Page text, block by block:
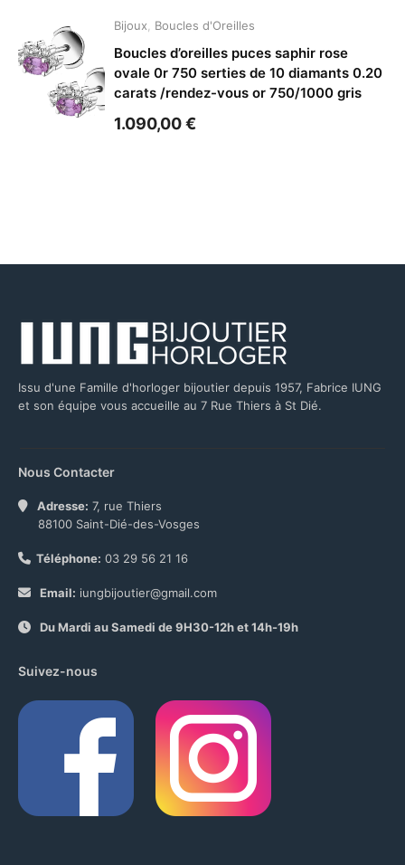
Bijoux Boucles d'Oreilles
Boucles d’oreilles puces saphir rose
ovale 0r 750 serties de 10 diamants 0.20
carats /rendez-vous or 750/1000 gris
1.090,00€
Issu d'une Famille d'horloger bijoutier depuis 1957, Fabrice IUNG
et son équipe vous accueille au 7 Rue Thiers à St Dié.
Nous Contacter
Adresse: 7, rue Thiers
88100 Saint-Dié-des-Vosges
Téléphone: 03 29 56 21 16
Email: iungbijoutier@gmail.com
Du Mardi au Samedi de 9H30-12h et 14h-19h
Suivez-nous